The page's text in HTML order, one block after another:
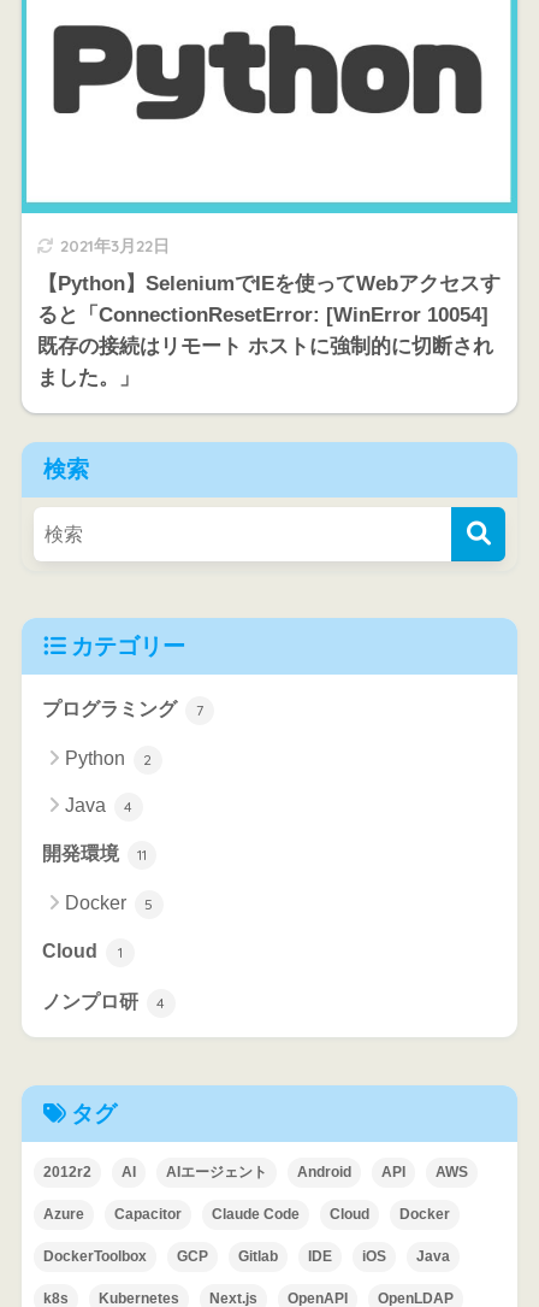
2021年3月22日
【Python】SeleniumでIEを使ってWebアクセスす
ると「ConnectionResetError: [WinError 10054]
既存の接続はリモート ホストに強制的に切断され
ました。」
検索
カテゴリー
プログラミング 7
Python 2
Java 4
開発環境 11
Docker 5
Cloud 1
ノンプロ研 4
タグ
2012r2 AI AIエージェント Android API AWS
Azure Capacitor Claude Code Cloud Docker
DockerToolbox GCP Gitlab IDE iOS Java
k8s Kubernetes Next.js OpenAPI OpenLDAP